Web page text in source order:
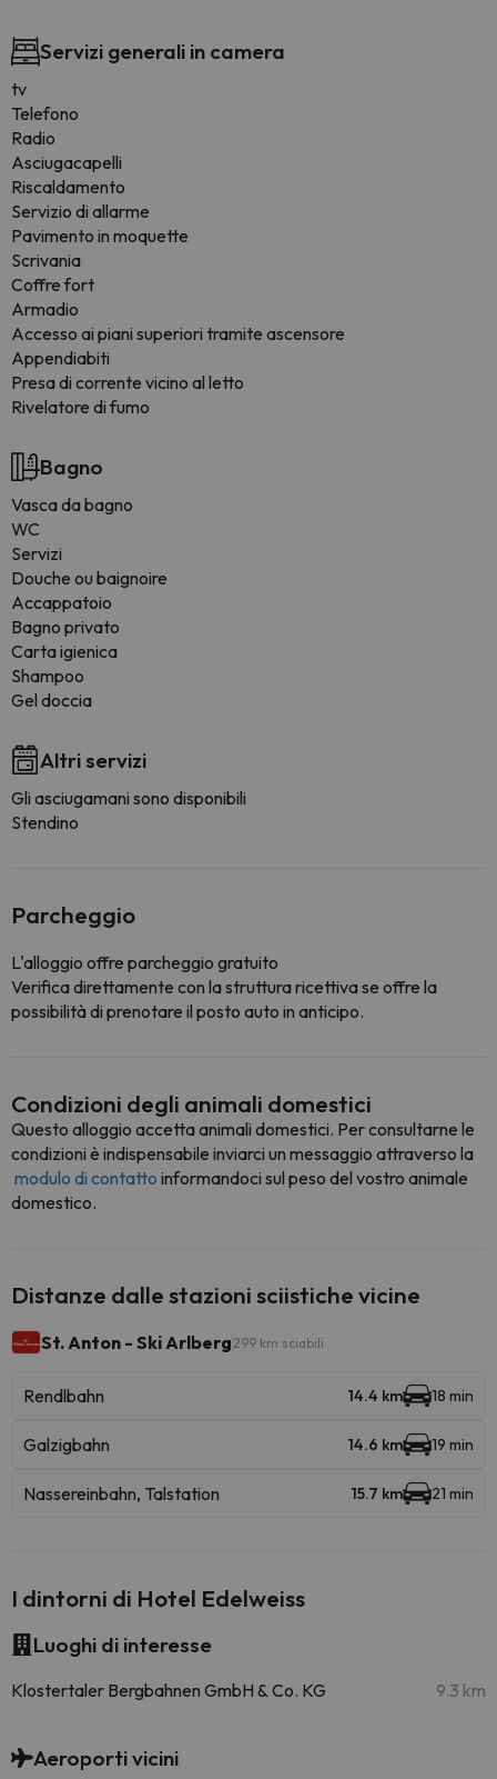
Servizi generali in camera
tv
Telefono
Radio
Asciugacapelli
Riscaldamento
Servizio di allarme
Pavimento in moquette
Scrivania
Coffre fort
Armadio
Accesso ai piani superiori tramite ascensore
Appendiabiti
Presa di corrente vicino al letto
Rivelatore di fumo
Bagno
Vasca da bagno
WC
Servizi
Douche ou baignoire
Accappatoio
Bagno privato
Carta igienica
Shampoo
Gel doccia
Altri servizi
Gli asciugamani sono disponibili
Stendino
Parcheggio
L'alloggio offre parcheggio gratuito
Verifica direttamente con la struttura ricettiva se offre la
possibilità di prenotare il posto auto in anticipo.
Condizioni degli animali domestici
Questo alloggio accetta animali domestici. Per consultarne le
condizioni è indispensabile inviarci un messaggio attraverso la
modulo di contatto informandoci sul peso del vostro animale
domestico.
Distanze dalle stazioni sciistiche vicine
St. Anton - Ski Arlberg 299 km sciabili
Rendlbahn 14.4 km 18 min
Galzigbahn 14.6 km 19 min
Nassereinbahn, Talstation 15.7 km 21 min
I dintorni di Hotel Edelweiss
Luoghi di interesse
Klostertaler Bergbahnen GmbH & Co. KG 9.3 km
Aeroporti vicini